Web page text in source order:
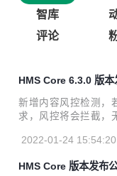
智库
评论
HMS Core 6.3.0 版本
新增内容风控检测，
求，风控将会拦截，
广告效率； 新增服
人脸的动态遮挡，有
2022-01-24 15:54:20
HMS Core 版本发布